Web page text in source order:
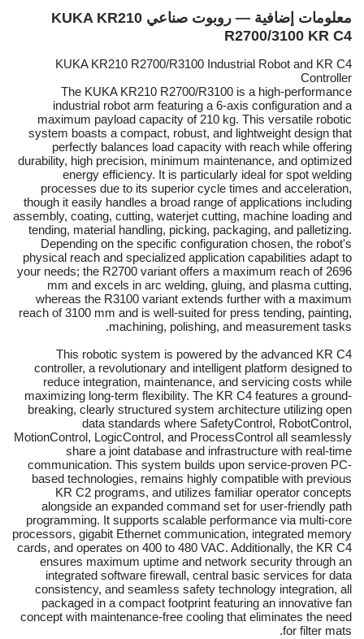
معلومات إضافية — روبوت صناعي KUKA KR210
R2700/3100 KR C4
KUKA KR210 R2700/R3100 Industrial Robot and KR C4
Controller
The KUKA KR210 R2700/R3100 is a high-performance
industrial robot arm featuring a 6-axis configuration and a
maximum payload capacity of 210 kg. This versatile robotic
system boasts a compact, robust, and lightweight design that
perfectly balances load capacity with reach while offering
durability, high precision, minimum maintenance, and optimized
energy efficiency. It is particularly ideal for spot welding
processes due to its superior cycle times and acceleration,
though it easily handles a broad range of applications including
assembly, coating, cutting, waterjet cutting, machine loading and
tending, material handling, picking, packaging, and palletizing.
Depending on the specific configuration chosen, the robot's
physical reach and specialized application capabilities adapt to
your needs; the R2700 variant offers a maximum reach of 2696
mm and excels in arc welding, gluing, and plasma cutting,
whereas the R3100 variant extends further with a maximum
reach of 3100 mm and is well-suited for press tending, painting,
machining, polishing, and measurement tasks.
This robotic system is powered by the advanced KR C4
controller, a revolutionary and intelligent platform designed to
reduce integration, maintenance, and servicing costs while
maximizing long-term flexibility. The KR C4 features a ground-
breaking, clearly structured system architecture utilizing open
data standards where SafetyControl, RobotControl,
MotionControl, LogicControl, and ProcessControl all seamlessly
share a joint database and infrastructure with real-time
communication. This system builds upon service-proven PC-
based technologies, remains highly compatible with previous
KR C2 programs, and utilizes familiar operator concepts
alongside an expanded command set for user-friendly path
programming. It supports scalable performance via multi-core
processors, gigabit Ethernet communication, integrated memory
cards, and operates on 400 to 480 VAC. Additionally, the KR C4
ensures maximum uptime and network security through an
integrated software firewall, central basic services for data
consistency, and seamless safety technology integration, all
packaged in a compact footprint featuring an innovative fan
concept with maintenance-free cooling that eliminates the need
for filter mats.